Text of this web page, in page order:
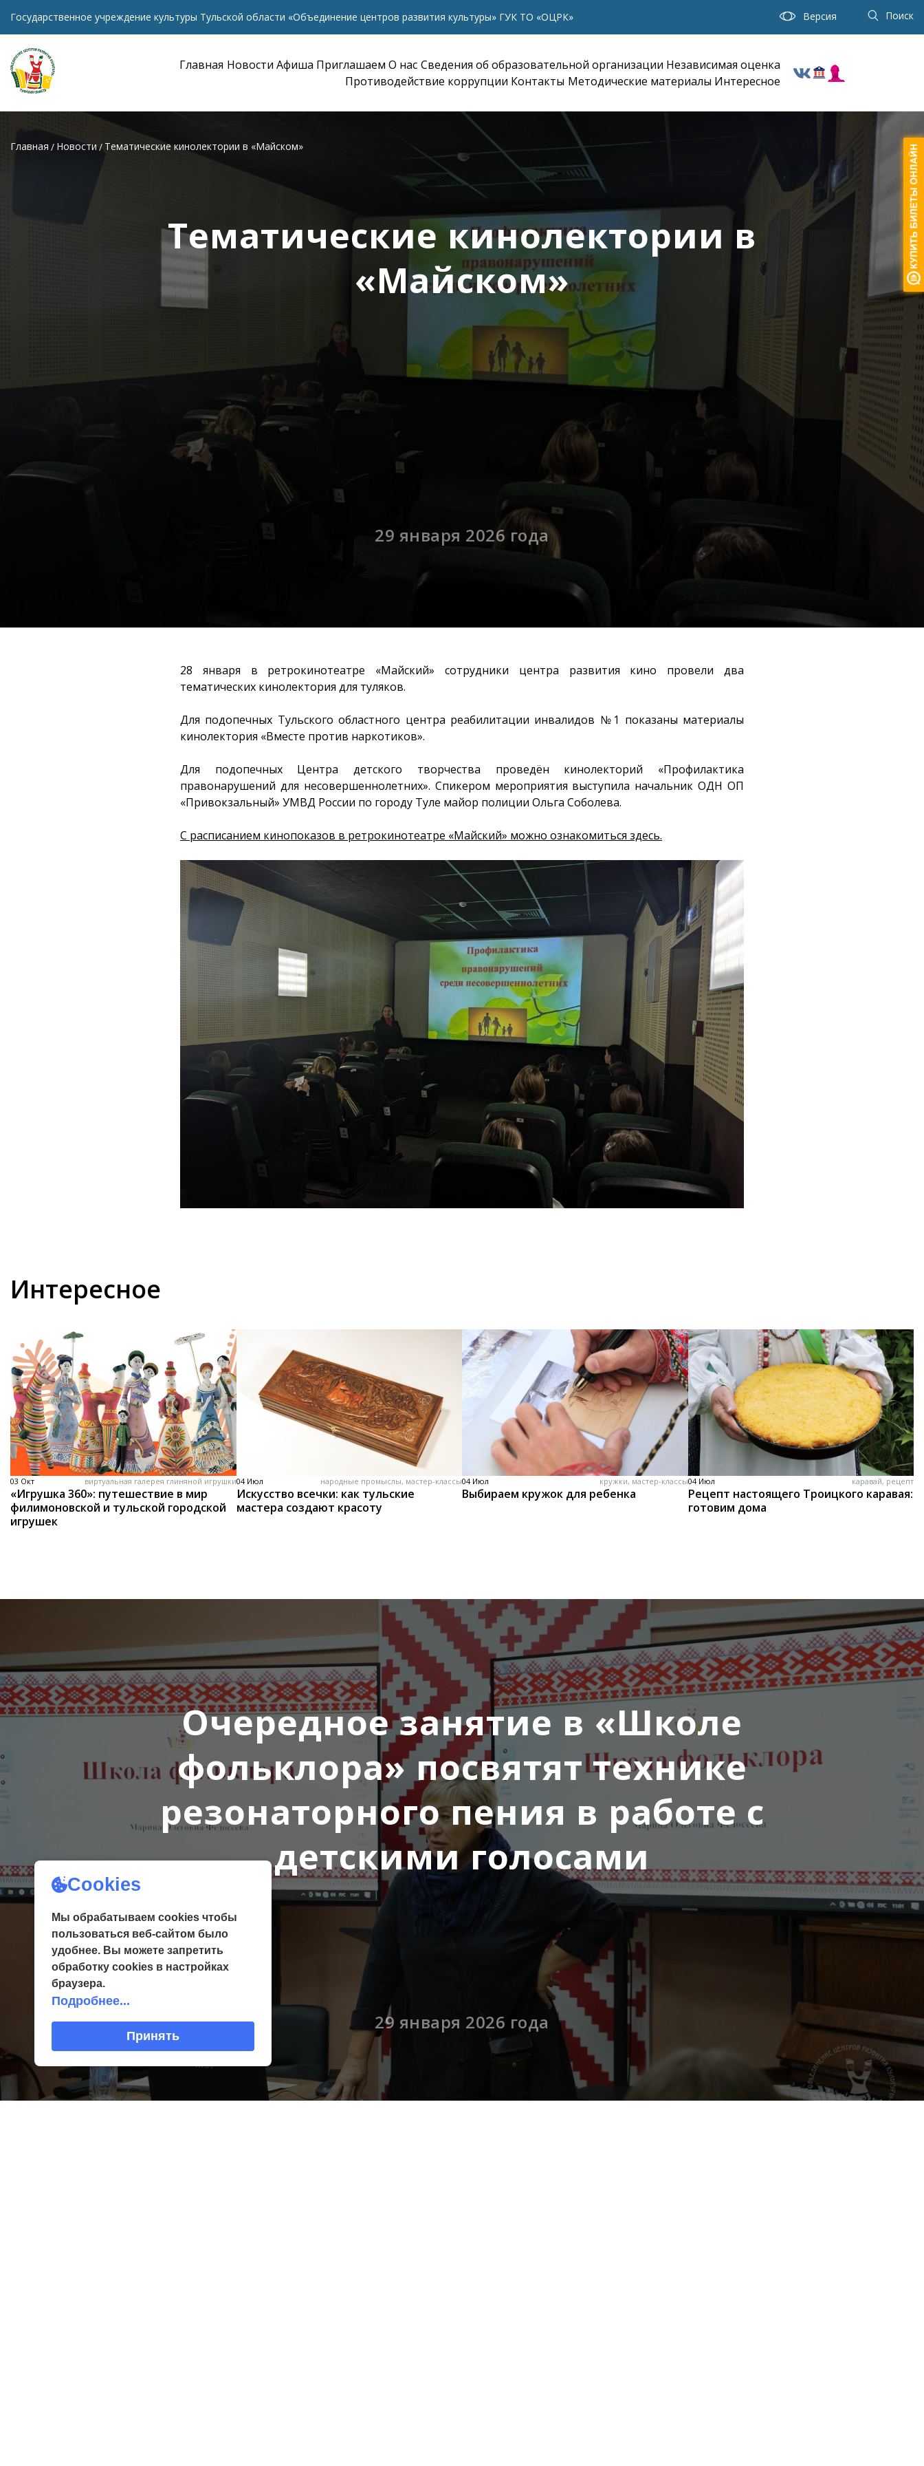
Государственное учреждение культуры Тульской области «Объединение центров развития культуры» ГУК ТО «ОЦРК» Версия Поиск
Главная Новости Афиша Приглашаем О нас Сведения об образовательной организации Независимая оценка
Противодействие коррупции Контакты Методические материалы Интересное
Главная Новости Тематические кинолектории в «Майском»
29 января 2026 года
Тематические кинолектории в
«Майском»
28 января в ретрокинотеатре «Майский» сотрудники центра развития кино провели два
тематических кинолектория для туляков.
Для подопечных Тульского областного центра реабилитации инвалидов №1 показаны материалы
кинолектория «Вместе против наркотиков».
Для подопечных Центра детского творчества проведён кинолекторий «Профилактика
правонарушений для несовершеннолетних». Спикером мероприятия выступила начальник ОДН ОП
«Привокзальный» УМВД России по городу Туле майор полиции Ольга Соболева.
С расписанием кинопоказов в ретрокинотеатре «Майский» можно ознакомиться здесь.
Интересное
03 Окт виртуальная галерея глиняной игрушки
«Игрушка 360»: путешествие в мир
филимоновской и тульской городской
игрушек
04 Июл народные промыслы, мастер-классы
Искусство всечки: как тульские
мастера создают красоту
04 Июл кружки, мастер-классы
Выбираем кружок для ребенка
04 Июл каравай, рецепт
Рецепт настоящего Троицкого каравая:
готовим дома
29 января 2026 года
Очередное занятие в «Школе
фольклора» посвятят технике
резонаторного пения в работе с
детскими голосами
Cookies
Мы обрабатываем cookies чтобы
пользоваться веб-сайтом было
удобнее. Вы можете запретить
обработку сookies в настройках
браузера.
Подробнее...
Принять